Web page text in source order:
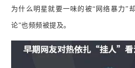
为什么明星就要一味的被“网络暴力”
论”也频频被提及。